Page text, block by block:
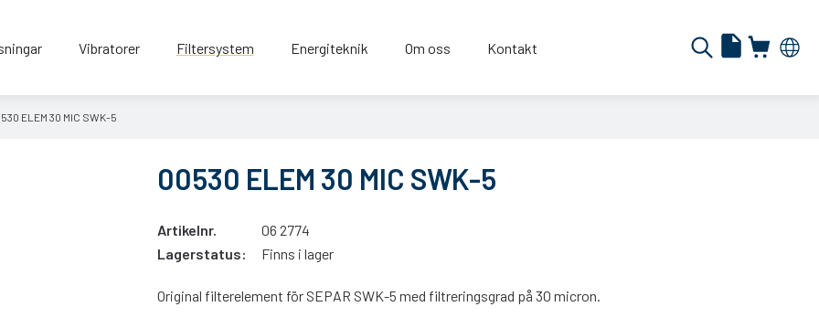
Vibratorer Filtersystem Energiteknik Om oss Kontakt
ELEM 30 MIC SWK-5
00530 ELEM 30 MIC SWK-5
Artikelnr.
06 2774
Lagerstatus:
Finns i lager
Original filterelement för SEPAR SWK-5 med filtreringsgrad på 30 micron.